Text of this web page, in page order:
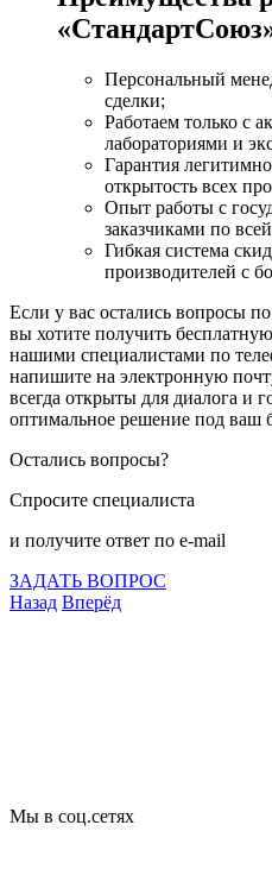
Персональный
сделки;
Работаем только с
лабораториями и
Гарантия
открытость всех
Опыт работы с
заказчиками по
Гибкая система
производителей с
Если у вас остались вопросы
вы хотите получить
нашими специалистами по
напишите на электронную
всегда открыты для диалога и
оптимальное решение под ваш
Остались вопросы?
Спросите специалиста
и получите ответ по e-mail
ЗАДАТЬ ВОПРОС
Назад Вперёд
Мы в соц.сетях